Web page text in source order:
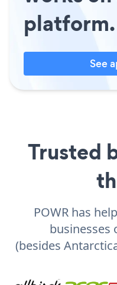
platform.
See
Trusted
POWR has
businesses
(besides